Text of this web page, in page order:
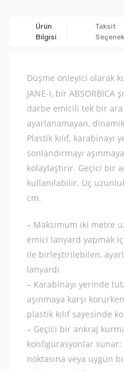
Ürün
Bilgisi
Taksit
Düşme önleyici olarak
JANE-I, bir
darbe emicili tek bir
ayarlanamayan,
Plastik kılıf, karabinayı
sonlandırmayı
kolaylaştırır. Geçici bir
kullanılabilir. Üç
cm.
– Maksimum iki metre
emici lanyard yapmak
ile birleştirilebilen,
lanyardı
– Karabinayı yerinde
aşınmaya karşı
plastik kılıf sayesinde
– Geçici bir ankraj
konfigürasyonlar
noktasına veya uygun